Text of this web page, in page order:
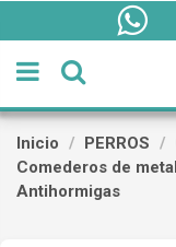
Inicio PERROS
Comederos de metal
Antihormigas